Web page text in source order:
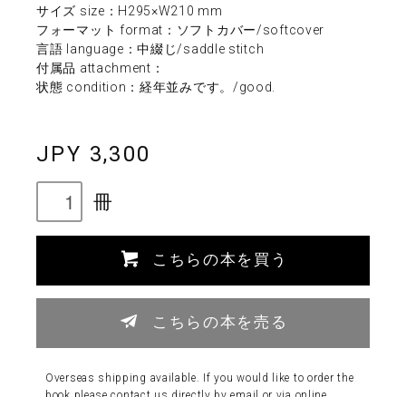
サイズ size：H295×W210 mm
フォーマット format：ソフトカバー/softcover
言語 language：中綴じ/saddle stitch
付属品 attachment：
状態 condition：経年並みです。/good.
JPY 3,300
冊
こちらの本を買う
こちらの本を売る
Overseas shipping available. If you would like to order the